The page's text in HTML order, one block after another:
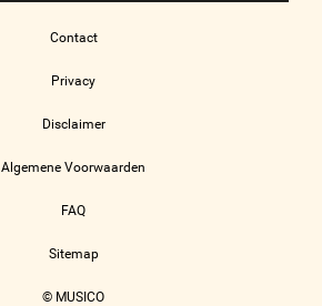
Contact
Privacy
Disclaimer
Algemene Voorwaarden
FAQ
Sitemap
© MUSICO